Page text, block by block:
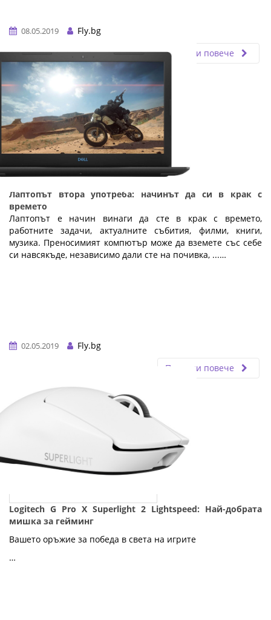
08.05.2019
Fly.bg
Прочети повече
Лаптопът втора употреба: начинът да си в крак с
времето
Лаптопът е начин винаги да сте в крак с времето,
работните задачи, актуалните събития, филми, книги,
музика. Преносимият компютър може да вземете със себе
си навсякъде, независимо дали сте на почивка, ...…
02.05.2019
Fly.bg
Прочети повече
Logitech G Pro X Superlight 2 Lightspeed: Най-добрата
мишка за гейминг
Вашето оръжие за победа в света на игрите
…